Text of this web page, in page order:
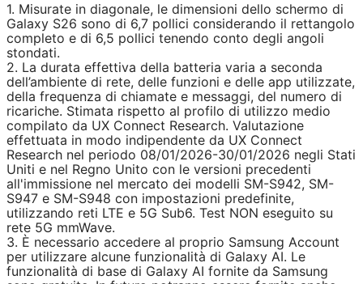
1. Misurate in diagonale, le dimensioni dello schermo di
Galaxy S26 sono di 6,7 pollici considerando il rettangolo
completo e di 6,5 pollici tenendo conto degli angoli
stondati.
2. La durata effettiva della batteria varia a seconda
dell’ambiente di rete, delle funzioni e delle app utilizzate,
della frequenza di chiamate e messaggi, del numero di
ricariche. Stimata rispetto al profilo di utilizzo medio
compilato da UX Connect Research. Valutazione
effettuata in modo indipendente da UX Connect
Research nel periodo 08/01/2026-30/01/2026 negli Stati
Uniti e nel Regno Unito con le versioni precedenti
all'immissione nel mercato dei modelli SM-S942, SM-
S947 e SM-S948 con impostazioni predefinite,
utilizzando reti LTE e 5G Sub6. Test NON eseguito su
rete 5G mmWave.
3. È necessario accedere al proprio Samsung Account
per utilizzare alcune funzionalità di Galaxy AI. Le
funzionalità di base di Galaxy AI fornite da Samsung